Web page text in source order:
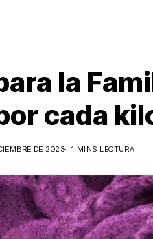
la
cada
DE 2023 1 MINS LECTURA